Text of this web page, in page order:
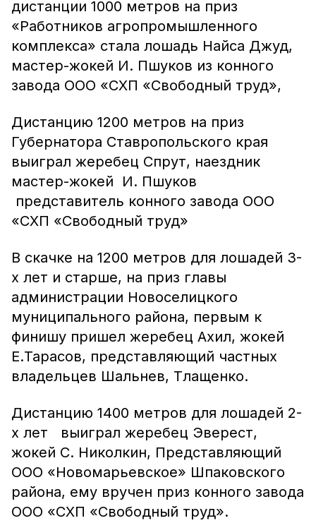
дистанции 1000 метров на приз
«Работников агропромышленного
комплекса» стала лошадь Найса Джуд,
мастер-жокей И. Пшуков из конного
завода ООО «СХП «Свободный труд»,
Дистанцию 1200 метров на приз
Губернатора Ставропольского края
выиграл жеребец Спрут, наездник
мастер-жокей И. Пшуков
представитель конного завода ООО
«СХП «Свободный труд»
В скачке на 1200 метров для лошадей 3-
х лет и старше, на приз главы
администрации Новоселицкого
муниципального района, первым к
финишу пришел жеребец Ахил, жокей
Е.Тарасов, представляющий частных
владельцев Шальнев, Тлащенко.
Дистанцию 1400 метров для лошадей 2-
х лет выиграл жеребец Эверест,
жокей С. Николкин, Представляющий
ООО «Новомарьевское» Шпаковского
района, ему вручен приз конного завода
ООО «СХП «Свободный труд».